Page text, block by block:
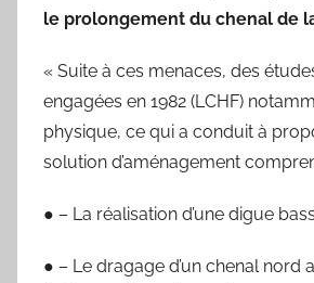
le prolongement du chenal de
« Suite à ces menaces, des
engagées en 1982 (LCHF)
physique, ce qui a conduit à
solution d’aménagement
● – La réalisation d’une digue
● – Le dragage d’un chenal nord